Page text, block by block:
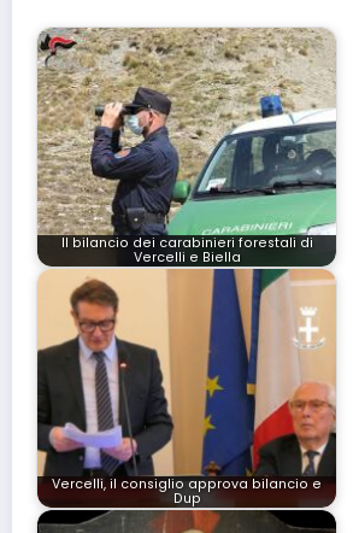
Il bilancio dei carabinieri forestali di
Vercelli e Biella
Vercelli, il consiglio approva bilancio e
Dup